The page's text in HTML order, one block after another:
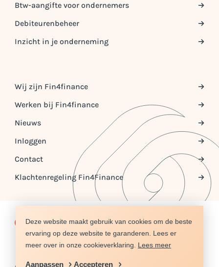
Deze website maakt gebruik van cookies om de beste
ervaring op deze website te garanderen. Lees er
meer over in onze cookieverklaring. Lees meer
Accepteren
Aanpassen
Btw-aangifte voor ondernemers
Debiteurenbeheer
Inzicht in je onderneming
Wij zijn Fin4finance
Werken bij Fin4finance
Nieuws
Inloggen
Contact
Klachtenregeling Fin4Finance
© COPYRIGHT 2026 FIN4FINANCE
DISCLAIMER
PRIVACY
ALGEMENE VOORWAARDEN
COOKIES
SITEMAP NIEUWS REFERENTIES